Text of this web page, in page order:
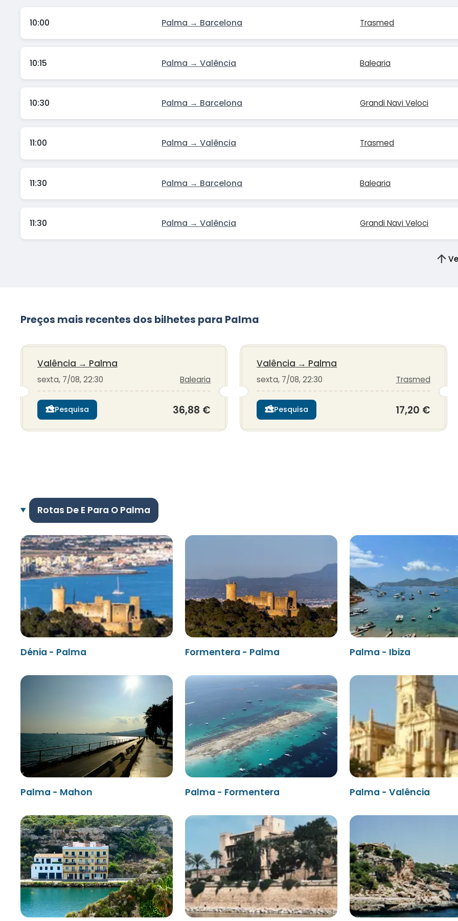
10:00 Palma → Barcelona Trasmed
10:15 Palma → Valência Balearia
10:30 Palma → Barcelona Grandi Navi Veloci
11:00 Palma → Valência Trasmed
11:30 Palma → Barcelona Balearia
11:30 Palma → Valência Grandi Navi Veloci
Preços mais recentes dos bilhetes para Palma
Valência → Palma
sexta, 7/08, 22:30 Balearia
Pesquisa 36,88 €
Valência → Palma
sexta, 7/08, 22:30 Trasmed
Pesquisa 17,20 €
Rotas De E Para O Palma
Dénia - Palma Formentera - Palma Palma - Ibiza
Palma - Mahon Palma - Formentera Palma - Valência